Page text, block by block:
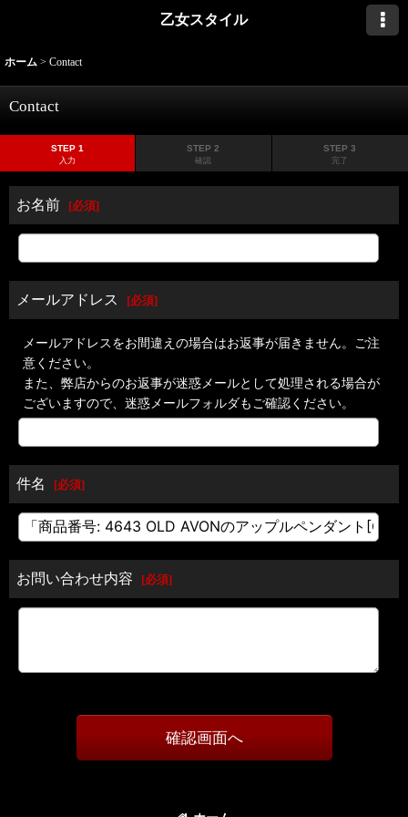
乙女スタイル
ホーム > Contact
Contact
STEP 1
入力
STEP 2
確認
STEP 3
完了
お名前 [必須]
メールアドレス [必須]
メールアドレスをお間違えの場合はお返事が届きません。ご注
意ください。
また、弊店からのお返事が迷惑メールとして処理される場合が
ございますので、迷惑メールフォルダもご確認ください。
件名 [必須]
お問い合わせ内容 [必須]
確認画面へ